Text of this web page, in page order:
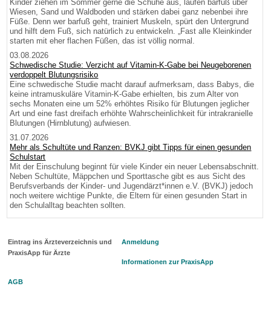
Kinder ziehen im Sommer gerne die Schuhe aus, laufen barfuß über
Wiesen, Sand und Waldboden und stärken dabei ganz nebenbei ihre
Füße. Denn wer barfuß geht, trainiert Muskeln, spürt den Untergrund
und hilft dem Fuß, sich natürlich zu entwickeln. „Fast alle Kleinkinder
starten mit eher flachen Füßen, das ist völlig normal.
03.08.2026
Schwedische Studie: Verzicht auf Vitamin-K-Gabe bei Neugeborenen
verdoppelt Blutungsrisiko
Eine schwedische Studie macht darauf aufmerksam, dass Babys, die
keine intramuskuläre Vitamin-K-Gabe erhielten, bis zum Alter von
sechs Monaten eine um 52% erhöhtes Risiko für Blutungen jeglicher
Art und eine fast dreifach erhöhte Wahrscheinlichkeit für intrakranielle
Blutungen (Hirnblutung) aufwiesen.
31.07.2026
Mehr als Schultüte und Ranzen: BVKJ gibt Tipps für einen gesunden
Schulstart
Mit der Einschulung beginnt für viele Kinder ein neuer Lebensabschnitt.
Neben Schultüte, Mäppchen und Sporttasche gibt es aus Sicht des
Berufsverbands der Kinder- und Jugendärzt*innen e.V. (BVKJ) jedoch
noch weitere wichtige Punkte, die Eltern für einen gesunden Start in
den Schulalltag beachten sollten.
Eintrag ins Ärzteverzeichnis und
PraxisApp für Ärzte
Anmeldung
Informationen zur PraxisApp
AGB